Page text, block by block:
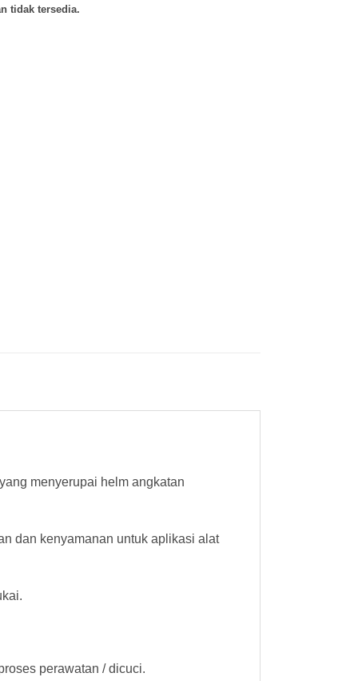
tidak tersedia.
menyerupai helm angkatan
dan kenyamanan untuk aplikasi alat
perawatan / dicuci.